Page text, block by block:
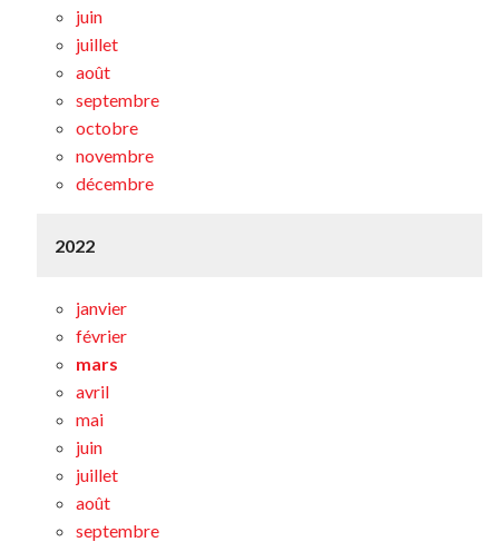
juin
juillet
août
septembre
octobre
novembre
décembre
2022
janvier
février
mars
avril
mai
juin
juillet
août
septembre